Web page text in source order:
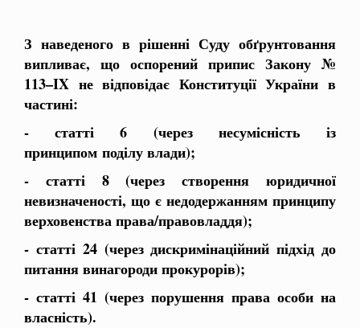
З наведеного в рішенні Суду обґрунтовання
випливає, що оспорений припис Закону №
113–IX не відповідає Конституції України в
частині:
- статті 6 (через несумісність із
принципом поділу влади);
- статті 8 (через створення юридичної
невизначеності, що є недодержанням принципу
верховенства права/правовладдя);
- статті 24 (через дискримінаційний підхід до
питання винагороди прокурорів);
- статті 41 (через порушення права особи на
власність).